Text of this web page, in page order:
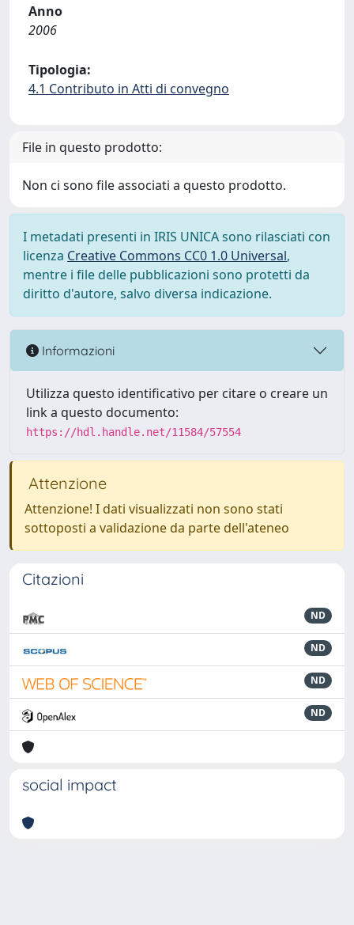
Anno
2006
Tipologia:
4.1 Contributo in Atti di convegno
File in questo prodotto:
Non ci sono file associati a questo prodotto.
I metadati presenti in IRIS UNICA sono rilasciati con
licenza Creative Commons CC0 1.0 Universal,
mentre i file delle pubblicazioni sono protetti da
diritto d'autore, salvo diversa indicazione.
Informazioni
Utilizza questo identificativo per citare o creare un
link a questo documento:
https://hdl.handle.net/11584/57554
Attenzione
Attenzione! I dati visualizzati non sono stati
sottoposti a validazione da parte dell'ateneo
Citazioni
ND
ND
ND
ND
social impact